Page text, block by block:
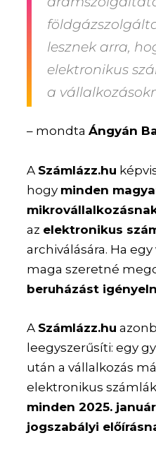
lesznek arra,
elektronikus
a
– mondtaÁngyán
A Számlázz.hu
hogy minden
az elektronikus
archiválására. Ha
maga szeretné
beruházást
A Számlázz.hu
leegyszerűsíti: egy
után a vállalkozás
elektronikus
minden 2025.
jogszabályi